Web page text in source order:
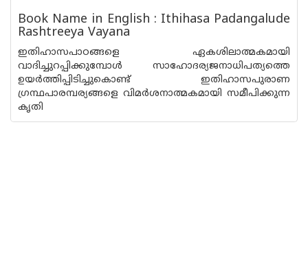
Book Name in English : Ithihasa Padangalude
Rashtreeya Vayana
ഇതിഹാസപാഠങ്ങളെ ഏകശി‌ലാത്മകമായി
വാദിച്ചുറപ്പിക്കുമ്പോൾ സാഹോദര്യജനാധിപത്യത്തെ
ഉയർത്തിപ്പിടിച്ചുകൊണ്ട് ഇതിഹാസപുരാണ
ഗ്രന്ഥപാരമ്പര്യങ്ങളെ വിമർശനാത്മകമായി സമീപിക്കുന്ന
കൃതി